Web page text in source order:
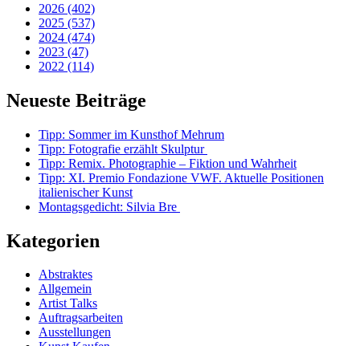
2026 (402)
2025 (537)
2024 (474)
2023 (47)
2022 (114)
Neueste Beiträge
Tipp: Sommer im Kunsthof Mehrum
Tipp: Fotografie erzählt Skulptur
Tipp: Remix. Photographie – Fiktion und Wahrheit
Tipp: XI. Premio Fondazione VWF. Aktuelle Positionen
italienischer Kunst
Montagsgedicht: Silvia Bre
Kategorien
Abstraktes
Allgemein
Artist Talks
Auftragsarbeiten
Ausstellungen